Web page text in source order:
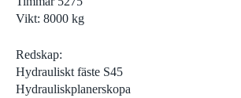
Vikt: 8000 kg
Redskap:
Hydrauliskt fäste S45
Hydrauliskplanerskopa